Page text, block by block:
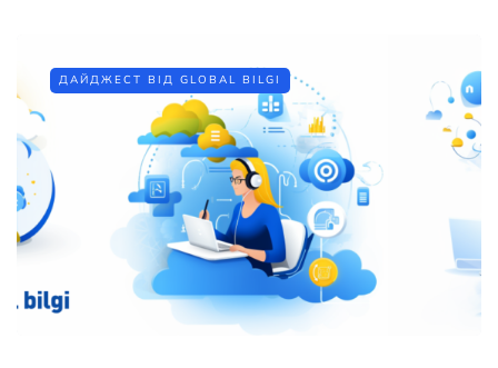
ДАЙДЖЕСТ ВІД GLOBAL BILGI